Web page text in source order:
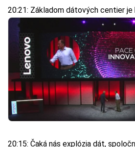
20:21: Základom dátových centier
20:15: Čaká nás explózia dát,